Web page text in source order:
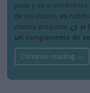
junio y va
de las clases, es
misma pregunta: ¿y si
un campamento de
Continue reading →